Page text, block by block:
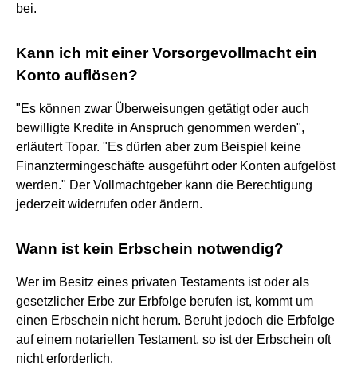
bei.
Kann ich mit einer Vorsorgevollmacht ein
Konto auflösen?
"Es können zwar Überweisungen getätigt oder auch
bewilligte Kredite in Anspruch genommen werden",
erläutert Topar. "Es dürfen aber zum Beispiel keine
Finanztermingeschäfte ausgeführt oder Konten aufgelöst
werden." Der Vollmachtgeber kann die Berechtigung
jederzeit widerrufen oder ändern.
Wann ist kein Erbschein notwendig?
Wer im Besitz eines privaten Testaments ist oder als
gesetzlicher Erbe zur Erbfolge berufen ist, kommt um
einen Erbschein nicht herum. Beruht jedoch die Erbfolge
auf einem notariellen Testament, so ist der Erbschein oft
nicht erforderlich.